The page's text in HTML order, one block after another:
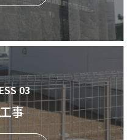
03
事